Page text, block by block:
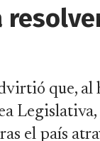
que, al
el país